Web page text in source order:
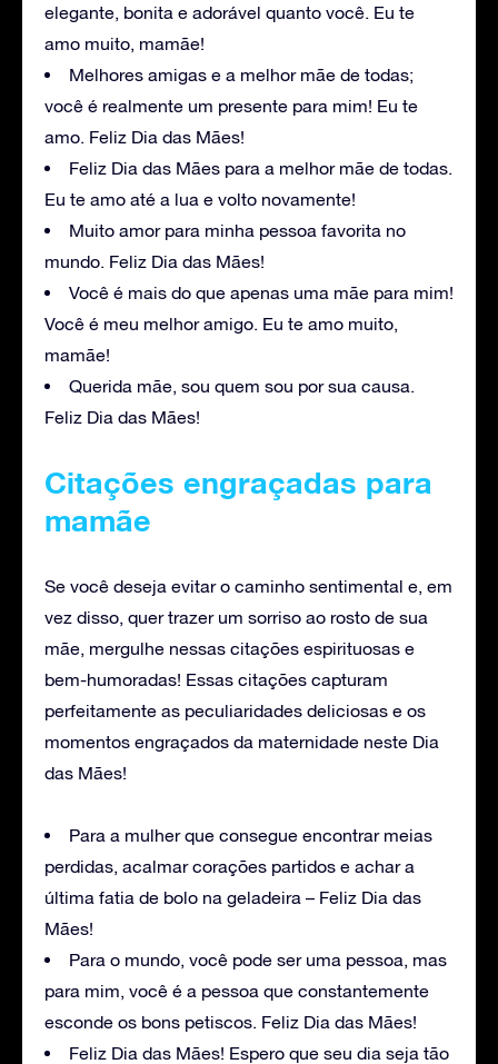
elegante, bonita e adorável quanto você. Eu te
amo muito, mamãe!
Melhores amigas e a melhor mãe de todas;
você é realmente um presente para mim! Eu te
amo. Feliz Dia das Mães!
Feliz Dia das Mães para a melhor mãe de todas.
Eu te amo até a lua e volto novamente!
Muito amor para minha pessoa favorita no
mundo. Feliz Dia das Mães!
Você é mais do que apenas uma mãe para mim!
Você é meu melhor amigo. Eu te amo muito,
mamãe!
Querida mãe, sou quem sou por sua causa.
Feliz Dia das Mães!
Citações engraçadas para
mamãe
Se você deseja evitar o caminho sentimental e, em
vez disso, quer trazer um sorriso ao rosto de sua
mãe, mergulhe nessas citações espirituosas e
bem-humoradas! Essas citações capturam
perfeitamente as peculiaridades deliciosas e os
momentos engraçados da maternidade neste Dia
das Mães!
Para a mulher que consegue encontrar meias
perdidas, acalmar corações partidos e achar a
última fatia de bolo na geladeira – Feliz Dia das
Mães!
Para o mundo, você pode ser uma pessoa, mas
para mim, você é a pessoa que constantemente
esconde os bons petiscos. Feliz Dia das Mães!
Feliz Dia das Mães! Espero que seu dia seja tão